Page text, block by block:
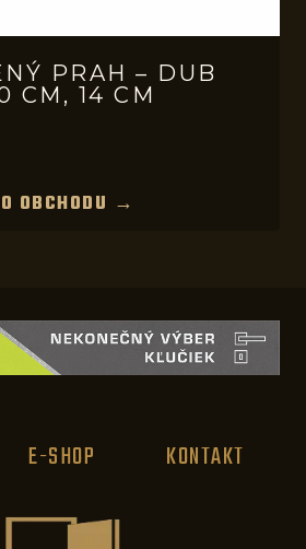
PRAH – DUB
CM, 14 CM
OBCHODU →
E-SHOP KONTAKT